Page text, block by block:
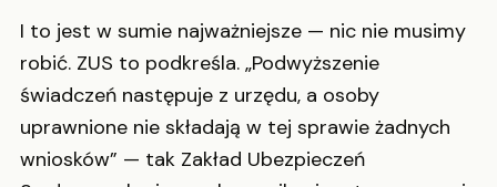
I to jest w sumie najważniejsze — nic nie musimy
robić. ZUS to podkreśla. „Podwyższenie
świadczeń następuje z urzędu, a osoby
uprawnione nie składają w tej sprawie żadnych
wniosków” — tak Zakład Ubezpieczeń